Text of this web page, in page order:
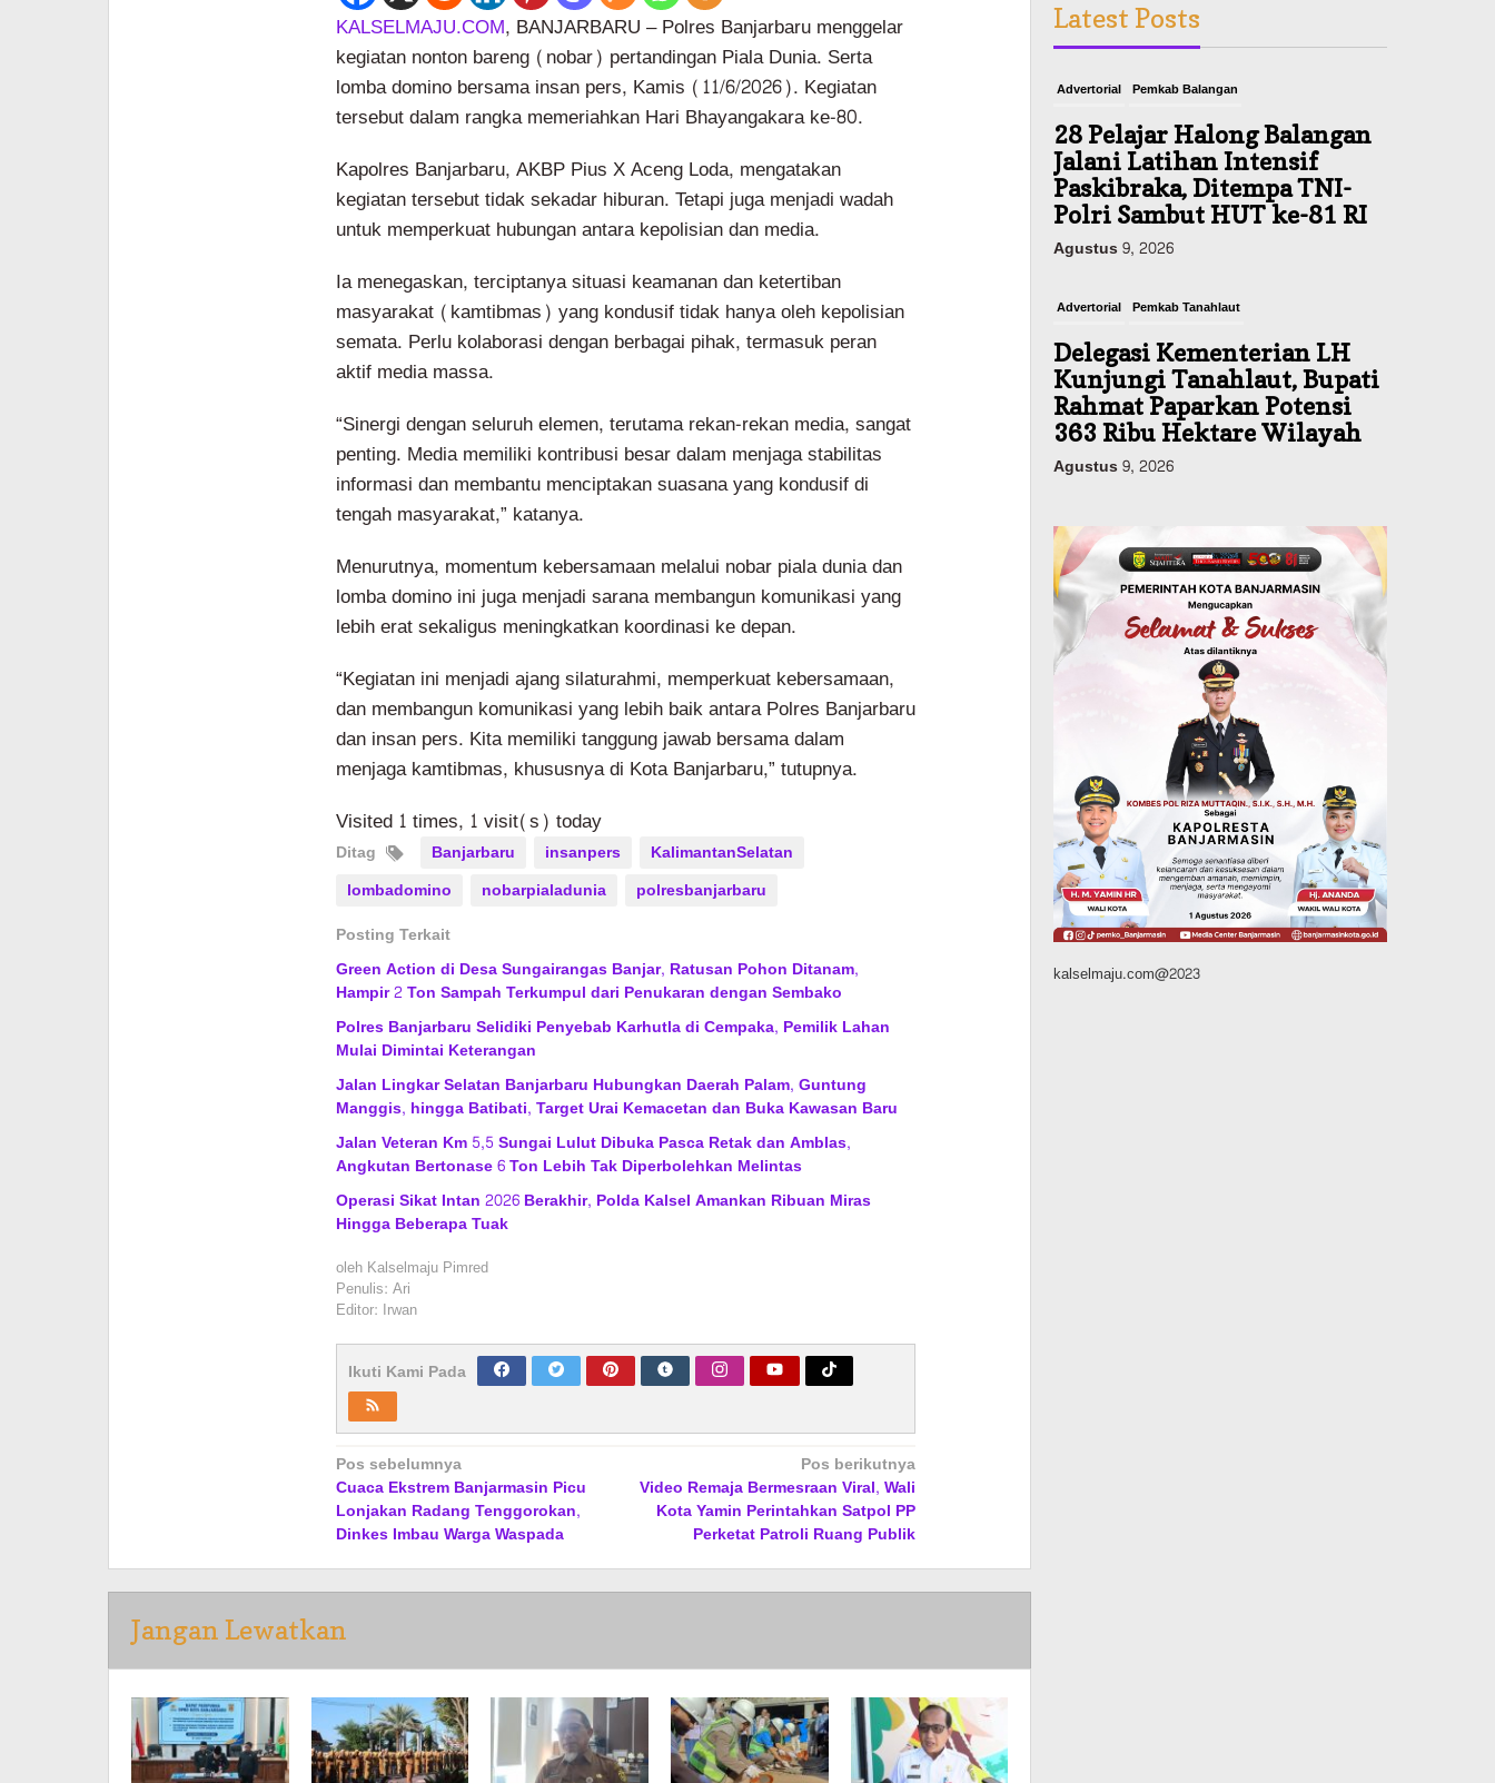
KALSELMAJU.COM, BANJARBARU – Polres Banjarbaru menggelar
kegiatan nonton bareng (nobar) pertandingan Piala Dunia. Serta
lomba domino bersama insan pers, Kamis (11/6/2026). Kegiatan
tersebut dalam rangka memeriahkan Hari Bhayangakara ke-80.
Kapolres Banjarbaru, AKBP Pius X Aceng Loda, mengatakan
kegiatan tersebut tidak sekadar hiburan. Tetapi juga menjadi wadah
untuk memperkuat hubungan antara kepolisian dan media.
Ia menegaskan, terciptanya situasi keamanan dan ketertiban
masyarakat (kamtibmas) yang kondusif tidak hanya oleh kepolisian
semata. Perlu kolaborasi dengan berbagai pihak, termasuk peran
aktif media massa.
“Sinergi dengan seluruh elemen, terutama rekan-rekan media, sangat
penting. Media memiliki kontribusi besar dalam menjaga stabilitas
informasi dan membantu menciptakan suasana yang kondusif di
tengah masyarakat,” katanya.
Menurutnya, momentum kebersamaan melalui nobar piala dunia dan
lomba domino ini juga menjadi sarana membangun komunikasi yang
lebih erat sekaligus meningkatkan koordinasi ke depan.
“Kegiatan ini menjadi ajang silaturahmi, memperkuat kebersamaan,
dan membangun komunikasi yang lebih baik antara Polres Banjarbaru
dan insan pers. Kita memiliki tanggung jawab bersama dalam
menjaga kamtibmas, khususnya di Kota Banjarbaru,” tutupnya.
Visited 1 times, 1 visit(s) today
Ditag Banjarbaru insanpers
KalimantanSelatan
lombadomino
nobarpialadunia
polresbanjarbaru
Posting Terkait
Green Action di Desa Sungairangas Banjar, Ratusan Pohon Ditanam,
Hampir 2 Ton Sampah Terkumpul dari Penukaran dengan Sembako
Polres Banjarbaru Selidiki Penyebab Karhutla di Cempaka, Pemilik Lahan
Mulai Dimintai Keterangan
Jalan Lingkar Selatan Banjarbaru Hubungkan Daerah Palam, Guntung
Manggis, hingga Batibati, Target Urai Kemacetan dan Buka Kawasan Baru
Jalan Veteran Km 5,5 Sungai Lulut Dibuka Pasca Retak dan Amblas,
Angkutan Bertonase 6 Ton Lebih Tak Diperbolehkan Melintas
Operasi Sikat Intan 2026 Berakhir, Polda Kalsel Amankan Ribuan Miras
Hingga Beberapa Tuak
oleh Kalselmaju Pimred
Penulis: Ari
Editor: Irwan
Ikuti Kami Pada
Navigasi
pos
Pos sebelumnya
Cuaca Ekstrem Banjarmasin Picu
Lonjakan Radang Tenggorokan,
Dinkes Imbau Warga Waspada
Pos berikutnya
Video Remaja Bermesraan Viral, Wali
Kota Yamin Perintahkan Satpol PP
Perketat Patroli Ruang Publik
Jangan Lewatkan
Latest Posts
Advertorial Pemkab Balangan
28 Pelajar Halong Balangan
Jalani Latihan Intensif
Paskibraka, Ditempa TNI-
Polri Sambut HUT ke-81 RI
Agustus 9, 2026
Advertorial Pemkab Tanahlaut
Delegasi Kementerian LH
Kunjungi Tanahlaut, Bupati
Rahmat Paparkan Potensi
363 Ribu Hektare Wilayah
Agustus 9, 2026
Advertorial
Bupati Rahmat Buka Bupati
Cup Basket 2026, Bidik
Emas Porprov dan
Rencanakan Pindah Indoor
2027
Sosial & Keagamaan
45 Pramuka Banjarmasin
Berangkat ke Jamnas XII
Cibubur, Termasuk Dua
Peserta Berkebutuhan
Khusus
kalselmaju.com@2023